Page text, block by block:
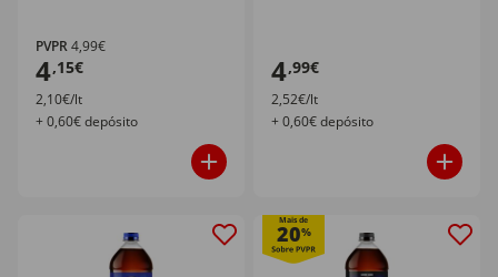
PVPR4,99€
4,15€
2,10€/lt
+ 0,60€ depósito
4,99€
2,52€/lt
+ 0,60€ depósito
Mais de
20%